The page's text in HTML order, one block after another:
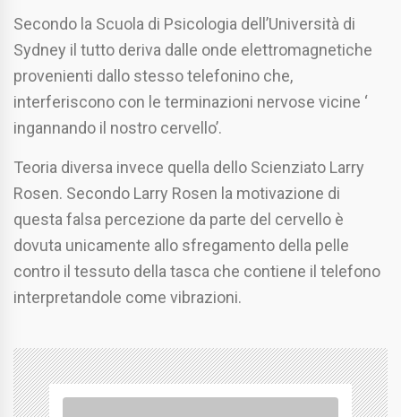
Secondo la Scuola di Psicologia dell’Università di
Sydney il tutto deriva dalle onde elettromagnetiche
provenienti dallo stesso telefonino che,
interferiscono con le terminazioni nervose vicine ‘
ingannando il nostro cervello’.
Teoria diversa invece quella dello Scienziato Larry
Rosen. Secondo Larry Rosen la motivazione di
questa falsa percezione da parte del cervello è
dovuta unicamente allo sfregamento della pelle
contro il tessuto della tasca che contiene il telefono
interpretandole come vibrazioni.